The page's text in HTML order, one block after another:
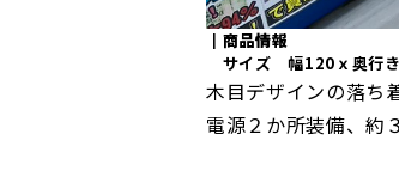
┃商品情
サイズ 幅120ｘ奥行
木目デザインの落ち
電源２か所装備、約